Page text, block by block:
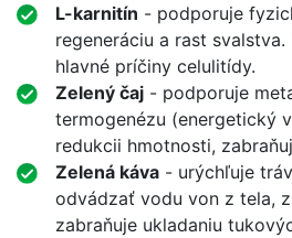
L-karnitín - podporuje
regeneráciu a rast svalstva.
hlavné príčiny celulitídy.
Zelený čaj - podporuje
termogenézu (energetický
redukcii hmotnosti,
Zelená káva - urýchľuje
odvádzať vodu von z tela,
zabraňuje ukladaniu